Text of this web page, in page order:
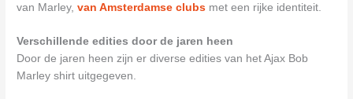
van Marley,van Amsterdamse clubs met een rijke identiteit.
Verschillende edities door de jaren heen
Door de jaren heen zijn er diverse edities van het Ajax Bob
Marley shirt uitgegeven.